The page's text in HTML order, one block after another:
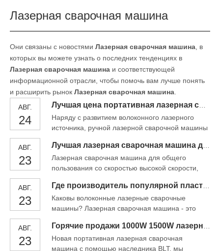
Лазерная сварочная машина
Они связаны с новостями Лазерная сварочная машина , в
которых вы можете узнать о последних тенденциях в
Лазерная сварочная машина и соответствующей
информационной отрасли, чтобы помочь вам лучше понять
и расширить рынок Лазерная сварочная машина
АВГ.
24
Наряду с развитием волоконного лазерного
источника, ручной лазерной сварочной машины
промышленного сварока, что сделало его
намного простым для разных углов и обработки
сварки, таких как складка, сварка сварки, сварка
Угловая сварка
АВГ.
23
Лазерная сварочная машина для общего
пользования со скоростью высокой скорости,
производительности, небольшой зоны
воздействия на тепло и небольшая
деформация. Это машина легко для операций,
быстро. Лазерные сварочные подвиги. очень
высокая плотность энергии PR
АВГ.
23
Каковы волоконные лазерные сварочные
машины? Лазерная сварочная машина - это
прочного соединения между несколькими
металлическими компонентами с волокном
АВГ.
23
Новая портативная лазерная сварочная
машина с помощью наследника BLT, мы